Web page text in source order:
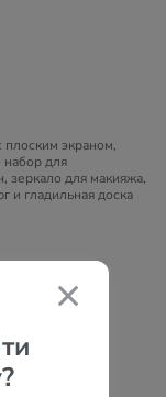
экраном,
для
зеркало для макияжа,
и гладильная доска